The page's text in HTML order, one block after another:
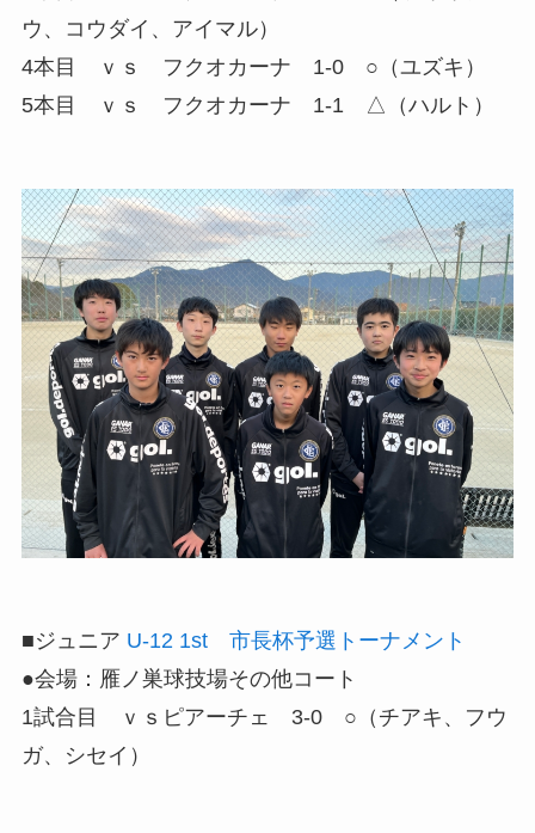
ウ、コウダイ、アイマル）
4本目 ｖｓ フクオカーナ 1-0 ○（ユズキ）
5本目 ｖｓ フクオカーナ 1-1 △（ハルト）
■ジュニア U-12 1st 市長杯予選トーナメント
●会場：雁ノ巣球技場その他コート
1試合目 ｖｓピアーチェ 3-0 ○（チアキ、フウ
ガ、シセイ）